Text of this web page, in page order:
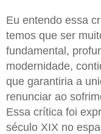
Eu entendo essa
temos que ser
fundamental,
modernidade,
que garantiria a
renunciar ao
Essa crítica foi
século XIX no